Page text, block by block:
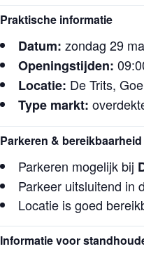
Praktische informatie
Datum: zondag 29
Openingstijden:
Locatie: De Trits,
Type markt:
Parkeren & bereikbaarheid
Parkeren mogelijk bij
Parkeer uitsluitend in
Locatie is goed
Informatie voor